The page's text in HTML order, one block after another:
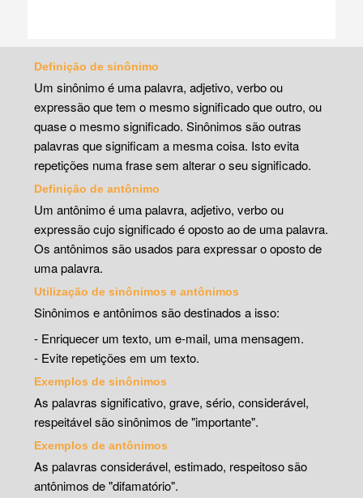
Definição de sinônimo
Um sinônimo é uma palavra, adjetivo, verbo ou
expressão que tem o mesmo significado que outro, ou
quase o mesmo significado. Sinônimos são outras
palavras que significam a mesma coisa. Isto evita
repetições numa frase sem alterar o seu significado.
Definição de antônimo
Um antônimo é uma palavra, adjetivo, verbo ou
expressão cujo significado é oposto ao de uma palavra.
Os antônimos são usados para expressar o oposto de
uma palavra.
Utilização de sinônimos e antônimos
Sinônimos e antônimos são destinados a isso:
- Enriquecer um texto, um e-mail, uma mensagem.
- Evite repetições em um texto.
Exemplos de sinônimos
As palavras significativo, grave, sério, considerável,
respeitável são sinônimos de "importante".
Exemplos de antônimos
As palavras considerável, estimado, respeitoso são
antônimos de "difamatório".